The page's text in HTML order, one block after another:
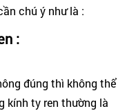
chú ý như là :
:
đúng thì không thể
kính ty ren thường là